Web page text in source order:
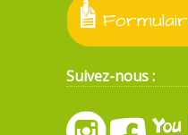
Suivez-nous :